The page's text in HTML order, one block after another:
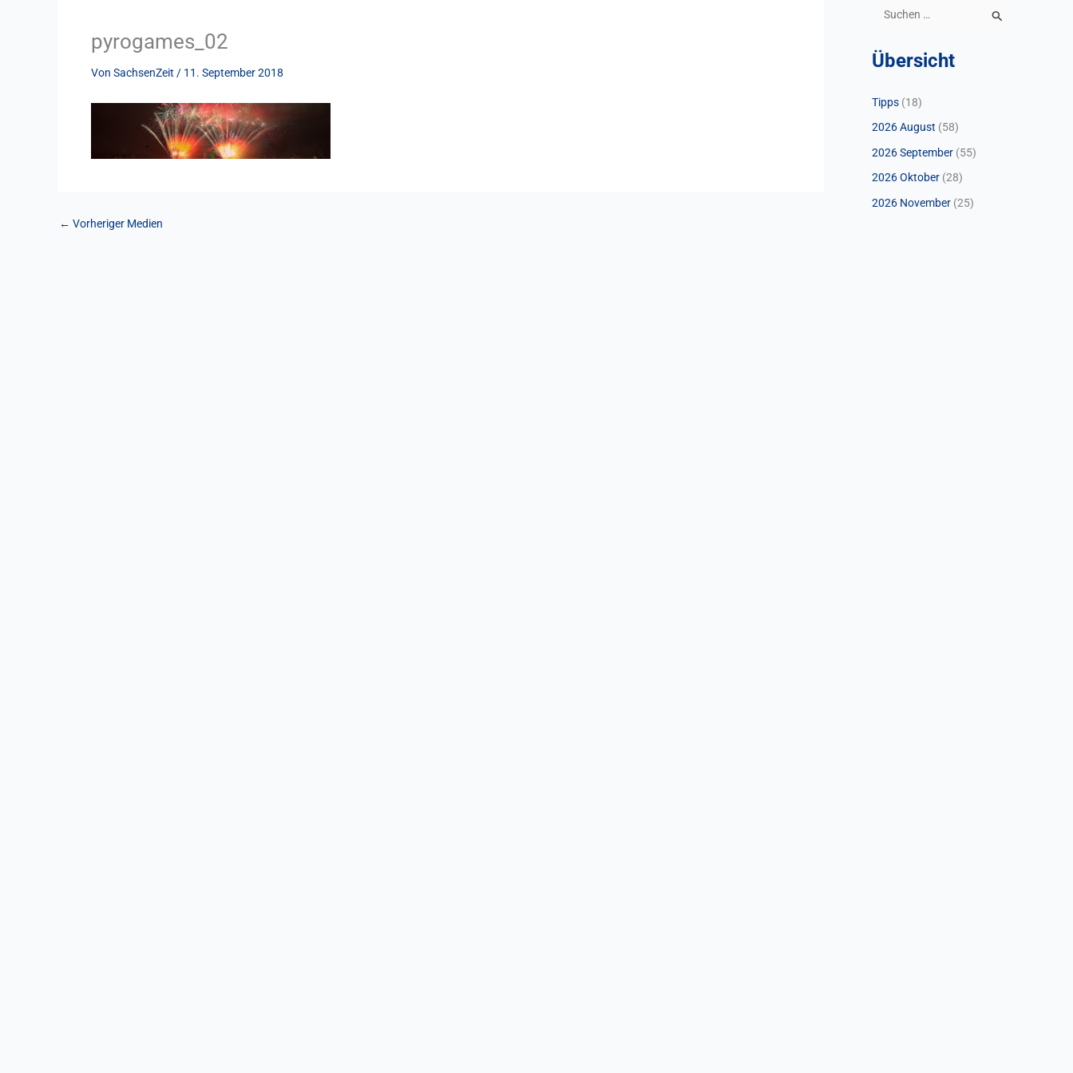
pyrogames_02
Von SachsenZeit / 11. September 2018
← Vorheriger Medien
c
e
n
n
a
c
Übersicht
Tipps (18)
2026 August (58)
2026 September (55)
2026 Oktober (28)
2026 November (25)